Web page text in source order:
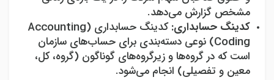
مشخص گزارش می‌دهد.
کدینگ حسابداری:کدینگ حسابداری (Accounting
Coding) نوعی دسته‌بندی برای حساب‌های سازمان
است که در گروه‌ها و زیرگروه‌های گوناگون (گروه، کل،
معین و تفصیلی) انجام می‌شود.